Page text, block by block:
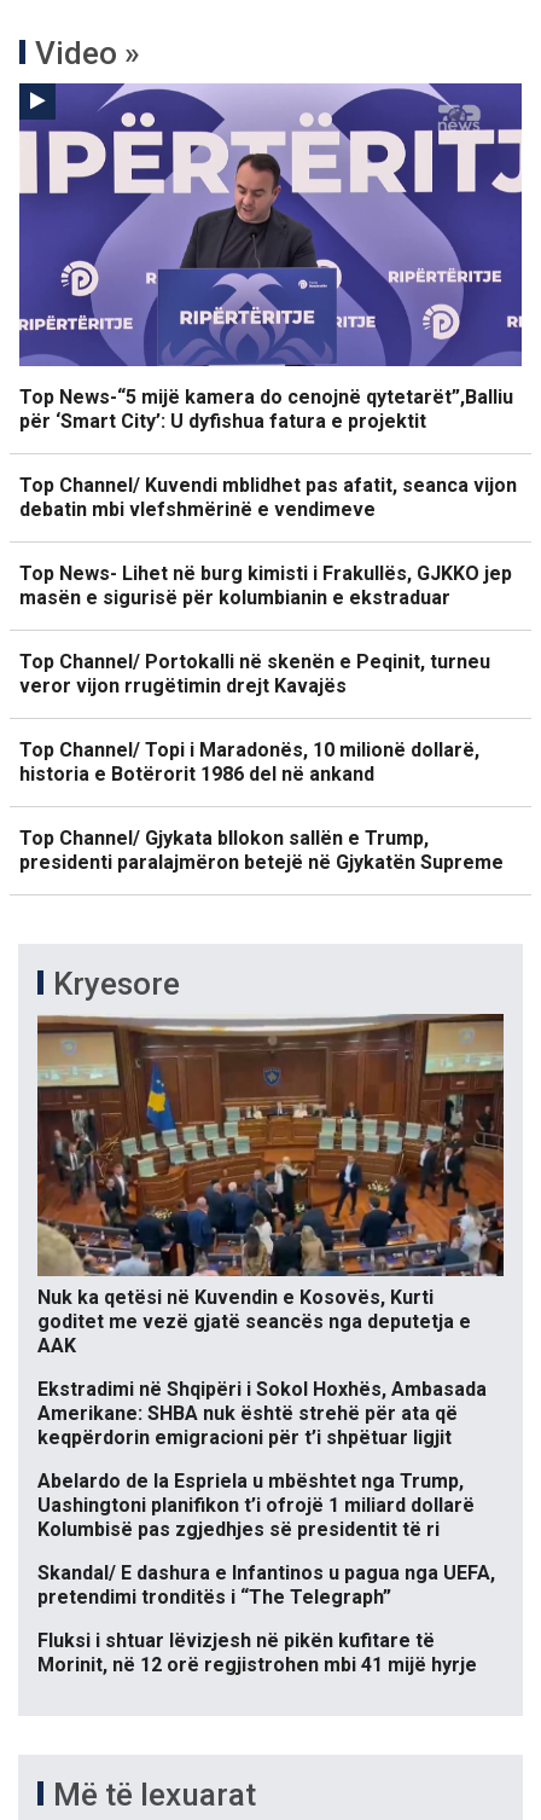
Video »
Top News-“5 mijë kamera do cenojnë qytetarët”,Balliu
për ‘Smart City’: U dyfishua fatura e projektit
Top Channel/ Kuvendi mblidhet pas afatit, seanca vijon
debatin mbi vlefshmërinë e vendimeve
Top News- Lihet në burg kimisti i Frakullës, GJKKO jep
masën e sigurisë për kolumbianin e ekstraduar
Top Channel/ Portokalli në skenën e Peqinit, turneu
veror vijon rrugëtimin drejt Kavajës
Top Channel/ Topi i Maradonës, 10 milionë dollarë,
historia e Botërorit 1986 del në ankand
Top Channel/ Gjykata bllokon sallën e Trump,
presidenti paralajmëron betejë në Gjykatën Supreme
Kryesore
Nuk ka qetësi në Kuvendin e Kosovës, Kurti
goditet me vezë gjatë seancës nga deputetja e
AAK
Ekstradimi në Shqipëri i Sokol Hoxhës, Ambasada
Amerikane: SHBA nuk është strehë për ata që
keqpërdorin emigracioni për t’i shpëtuar ligjit
Abelardo de la Espriela u mbështet nga Trump,
Uashingtoni planifikon t’i ofrojë 1 miliard dollarë
Kolumbisë pas zgjedhjes së presidentit të ri
Skandal/ E dashura e Infantinos u pagua nga UEFA,
pretendimi tronditës i “The Telegraph”
Fluksi i shtuar lëvizjesh në pikën kufitare të
Morinit, në 12 orë regjistrohen mbi 41 mijë hyrje
Më të lexuarat